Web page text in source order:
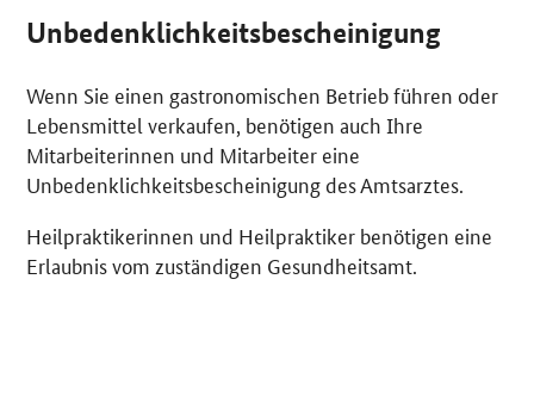
Unbedenklichkeitsbescheinigung
Wenn Sie einen gastronomischen Betrieb führen oder
Lebensmittel verkaufen, benötigen auch Ihre
Mitarbeiterinnen und Mitarbeiter eine
Unbedenklichkeitsbescheinigung des Amtsarztes.
Heilpraktikerinnen und Heilpraktiker benötigen eine
Erlaubnis vom zuständigen Gesundheitsamt.